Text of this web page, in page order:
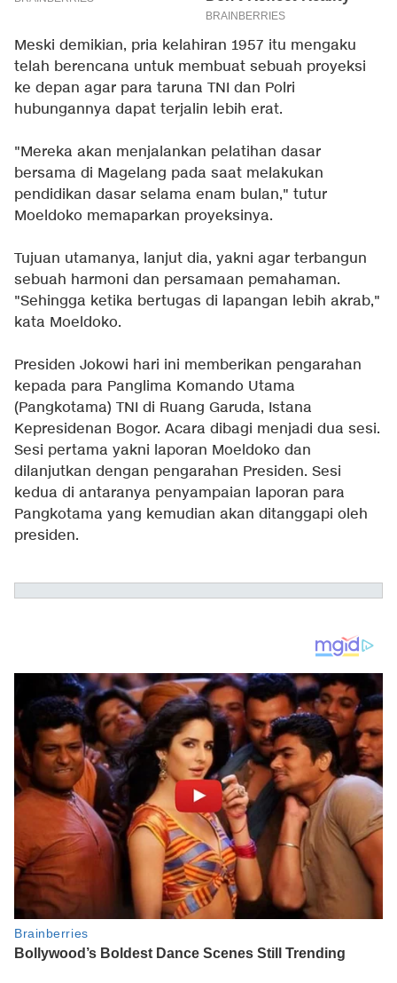
Meski demikian, pria kelahiran 1957 itu mengaku
telah berencana untuk membuat sebuah proyeksi
ke depan agar para taruna TNI dan Polri
hubungannya dapat terjalin lebih erat.
"Mereka akan menjalankan pelatihan dasar
bersama di Magelang pada saat melakukan
pendidikan dasar selama enam bulan," tutur
Moeldoko memaparkan proyeksinya.
Tujuan utamanya, lanjut dia, yakni agar terbangun
sebuah harmoni dan persamaan pemahaman.
"Sehingga ketika bertugas di lapangan lebih akrab,"
kata Moeldoko.
Presiden Jokowi hari ini memberikan pengarahan
kepada para Panglima Komando Utama
(Pangkotama) TNI di Ruang Garuda, Istana
Kepresidenan Bogor. Acara dibagi menjadi dua sesi.
Sesi pertama yakni laporan Moeldoko dan
dilanjutkan dengan pengarahan Presiden. Sesi
kedua di antaranya penyampaian laporan para
Pangkotama yang kemudian akan ditanggapi oleh
presiden.